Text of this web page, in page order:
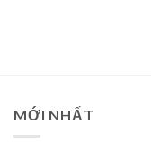
MỚI NHẤT